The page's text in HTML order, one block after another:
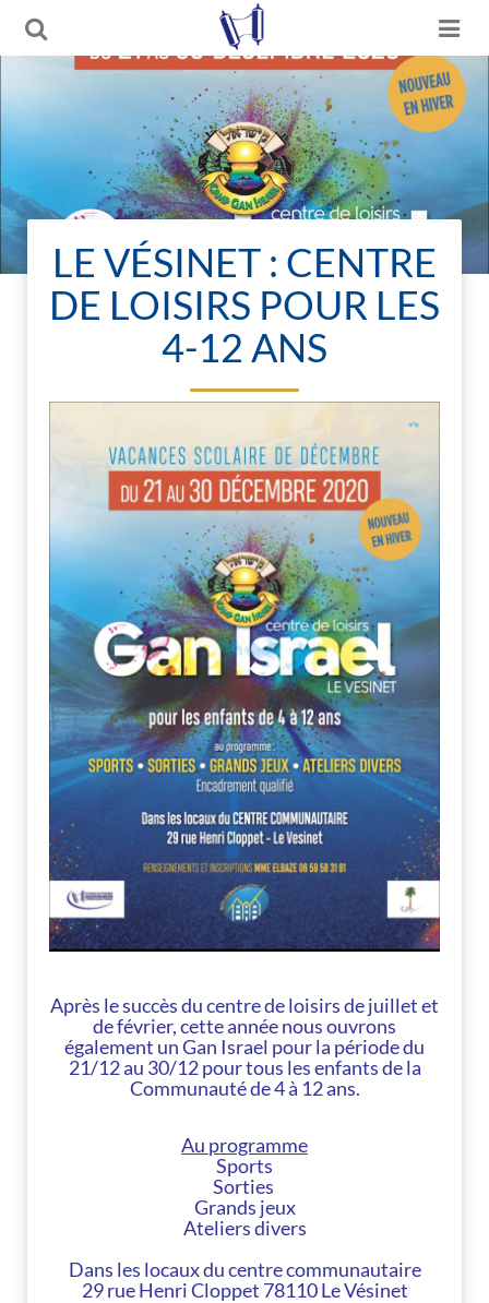
LE VÉSINET : CENTRE
DE LOISIRS POUR LES
4-12 ANS
Après le succès du centre de loisirs de juillet et
de février, cette année nous ouvrons
également un Gan Israel pour la période du
21/12 au 30/12 pour tous les enfants de la
Communauté de 4 à 12 ans.
Au programme
Sports
Sorties
Grands jeux
Ateliers divers
Dans les locaux du centre communautaire
29 rue Henri Cloppet 78110 Le Vésinet